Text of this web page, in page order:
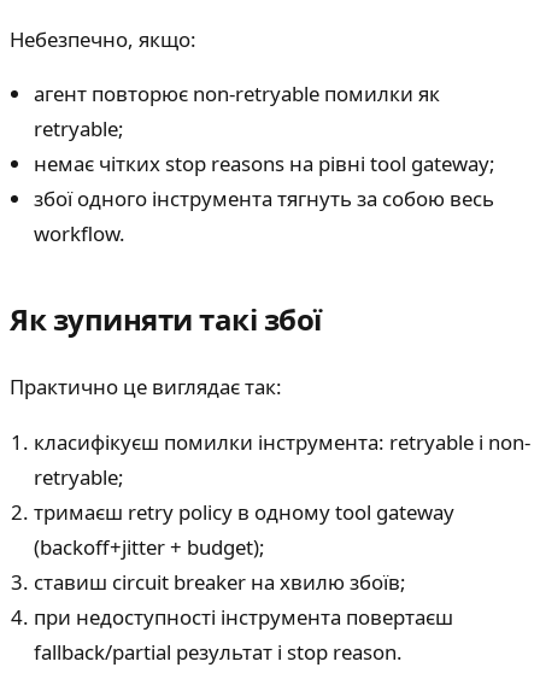
Небезпечно, якщо:
агент повторює non-retryable помилки як
retryable;
немає чітких stop reasons на рівні tool gateway;
збої одного інструмента тягнуть за собою весь
workflow.
Як зупиняти такі збої
Практично це виглядає так:
класифікуєш помилки інструмента: retryable і non-
retryable;
тримаєш retry policy в одному tool gateway
(backoff+jitter + budget);
ставиш circuit breaker на хвилю збоїв;
при недоступності інструмента повертаєш
fallback/partial результат і stop reason.